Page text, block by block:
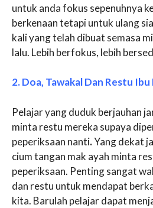
untuk anda fokus sepenuhnya
berkenaan tetapi untuk ulang
kali yang telah dibuat semasa
lalu. Lebih berfokus, lebih
2. Doa, Tawakal Dan Restu Ibu
Pelajar yang duduk berjauhan
minta restu mereka supaya
peperiksaan nanti.Yang dekat
cium tangan mak ayah minta
peperiksaan. Penting sangat
dan restu untuk mendapat
kita. Barulah pelajar dapat